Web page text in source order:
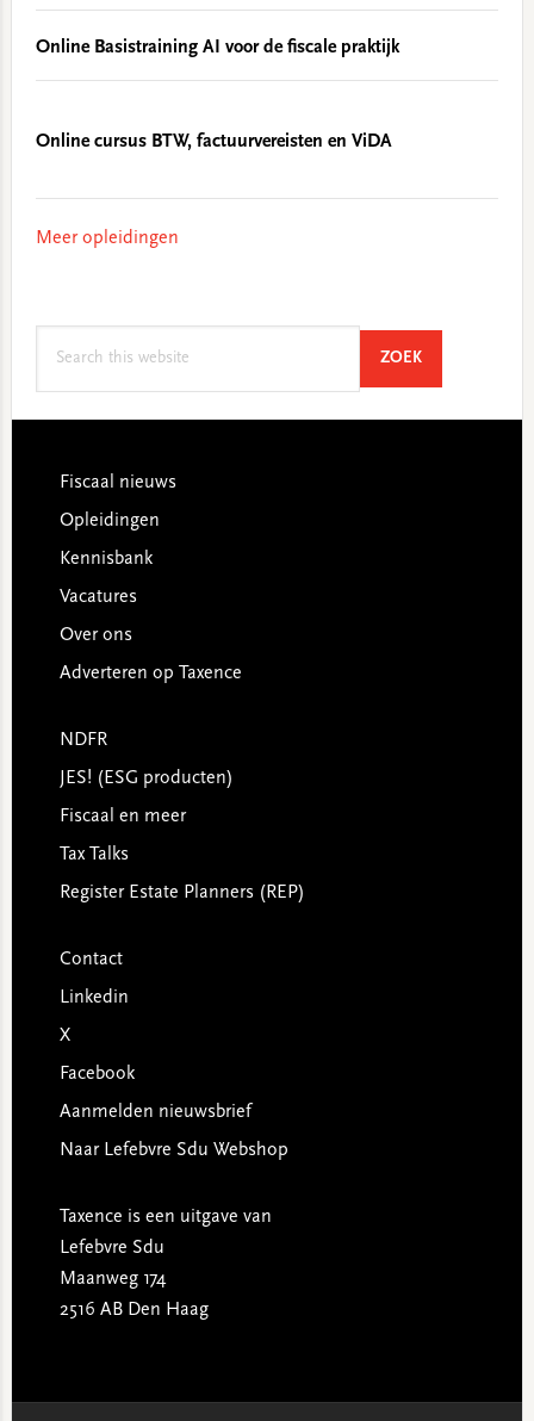
Online Basistraining AI voor de fiscale praktijk
Online cursus BTW, factuurvereisten en ViDA
Meer opleidingen
ZOEKSEARCH
Footer
Fiscaal nieuws
Opleidingen
Kennisbank
Vacatures
Over ons
Adverteren op Taxence
NDFR
JES! (ESG producten)
Fiscaal en meer
Tax Talks
Register Estate Planners (REP)
Contact
Linkedin
X
Facebook
Aanmelden nieuwsbrief
Naar Lefebvre Sdu Webshop
Taxence is een uitgave van
Lefebvre Sdu
Maanweg 174
2516 AB Den Haag